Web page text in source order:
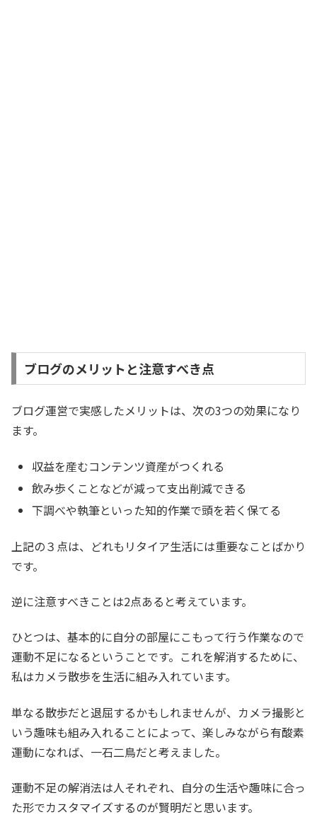
ブログのメリットと注意すべき点
ブログ運営で実感したメリットは、次の3つの効果になり
ます。
収益を産むコンテンツ資産がつくれる
飲み歩くことなどが減って支出削減できる
下調べや執筆といった知的作業で頭を若く保てる
上記の３点は、どれもリタイア生活には重要なことばかり
です。
逆に注意すべきことは2点あると考えています。
ひとつは、基本的に自分の部屋にこもって行う作業なので
運動不足になるということです。これを解消するために、
私はカメラ散歩を生活に組み入れています。
単なる散歩だと退屈するかもしれませんが、カメラ撮影と
いう趣味も組み入れることによって、楽しみながら有酸素
運動になれば、一石二鳥だと考えました。
運動不足の解消法は人それぞれ、自分の生活や趣味に合っ
た形でカスタマイズするのが賢明だと思います。